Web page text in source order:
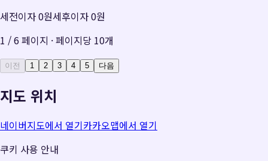
세전이자0원세후이자0원
1 /6페이지 · 페이지당 10개
이전 1 2 3 4 5 다음
지도 위치
네이버지도에서 열기카카오맵에서 열기
쿠키 사용 안내